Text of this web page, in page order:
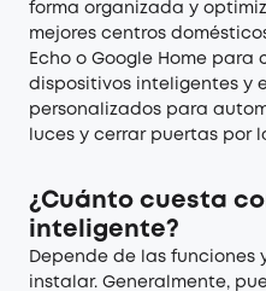
forma organizada y
mejores centros
Echo o Google Home para
dispositivos inteligentes y
personalizados para
luces y cerrar puertas por
¿Cuánto cuesta
inteligente?
Depende de las funciones
instalar. Generalmente,